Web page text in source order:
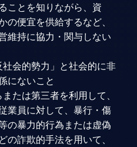
ことを知りながら、資
便宜を供給するなど、
維持に協力・関与しない
会的勢力」と社会的に非
にないこと
たは第三者を利用して、
業員に対して、暴行・傷
の暴力的行為または虚偽
詐欺的手法を用いて、